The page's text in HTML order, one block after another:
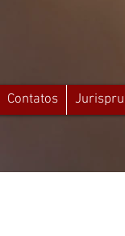
Contatos